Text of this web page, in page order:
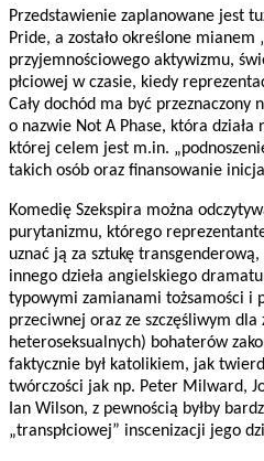
Przedstawienie zaplanowane jest
Pride, a zostało określone
przyjemnościowego aktywizmu,
płciowej w czasie, kiedy
Cały dochód ma być przeznaczony
o nazwie Not A Phase, która działa
której celem jest m.in.
takich osób oraz finansowanie
Komedię Szekspira można
purytanizmu, którego
uznać ją za sztukę
innego dzieła angielskiego
typowymi zamianami tożsamości i
przeciwnej oraz ze szczęśliwym
heteroseksualnych) bohaterów
faktycznie był katolikiem, jak
twórczości jak np. Peter Milward,
Ian Wilson, z pewnością byłby
„transpłciowej” inscenizacji jego